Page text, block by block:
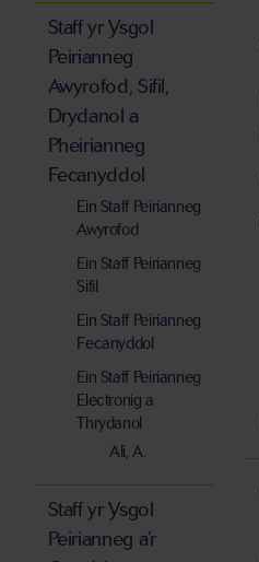
Staff yr Ysgol
Peirianneg
Awyrofod, Sifil,
Drydanol a
Pheirianneg
Fecanyddol
Ein Staff Peirianneg
Awyrofod
Ein Staff Peirianneg
Sifil
Ein Staff Peirianneg
Fecanyddol
Ein Staff Peirianneg
Electronig a
Thrydanol
Ali, A.
Staff yr Ysgol
Peirianneg a’r